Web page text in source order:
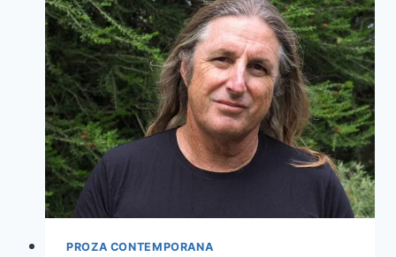
PROZA CONTEMPORANA